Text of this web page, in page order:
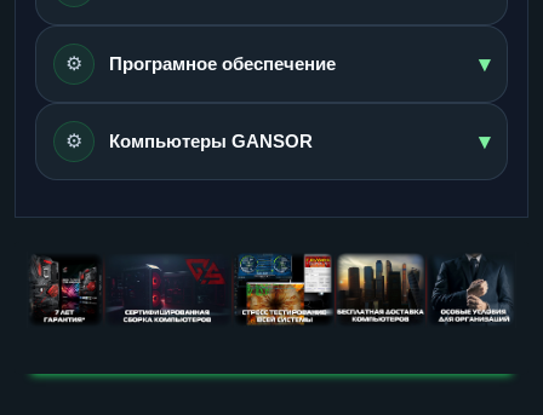
⚙️ Програмное обеспечение ▾
⚙️ Компьютеры GANSOR ▾